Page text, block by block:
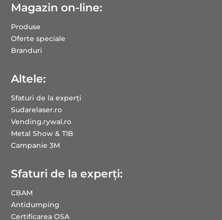
Magazin on-line:
Produse
Oferte speciale
Branduri
Altele:
Sfaturi de la experți
Sudarelaser.ro
Vending.rywal.ro
Metal Show & TIB
Campanie 3M
Sfaturi de la experți:
CBAM
Antidumping
Certificarea OSA